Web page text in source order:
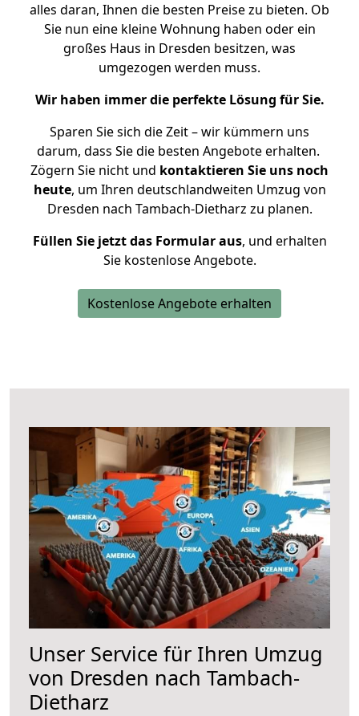
alles daran, Ihnen die besten Preise zu bieten. Ob
Sie nun eine kleine Wohnung haben oder ein
großes Haus in Dresden besitzen, was
umgezogen werden muss.
Wir haben immer die perfekte Lösung für Sie.
Sparen Sie sich die Zeit – wir kümmern uns
darum, dass Sie die besten Angebote erhalten.
Zögern Sie nicht und kontaktieren Sie uns noch
heute, um Ihren deutschlandweiten Umzug von
Dresden nach Tambach-Dietharz zu planen.
Füllen Sie jetzt das Formular aus, und erhalten
Sie kostenlose Angebote.
Kostenlose Angebote erhalten
Unser Service für Ihren Umzug
von Dresden nach Tambach-
Dietharz